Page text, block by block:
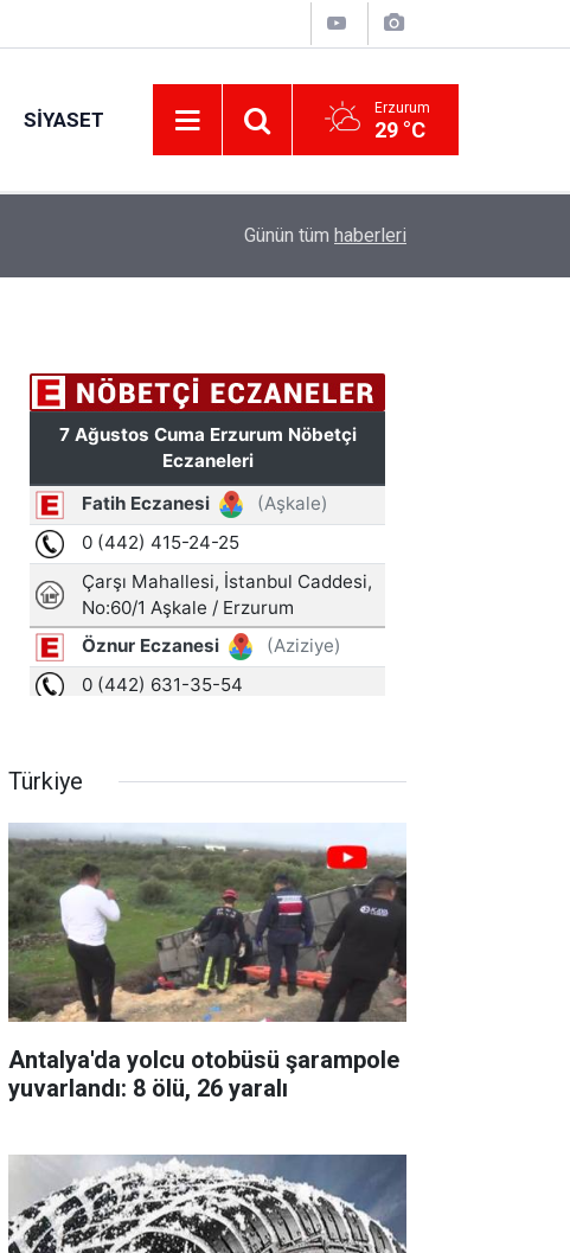
SIYASET Erzurum
29 °C
Erzurum’da gıda ve yem işletmelerine sıkı
Günün tüm haberleri
Türkiye
Antalya'da yolcu otobüsü şarampole
yuvarlandı: 8 ölü, 26 yaralı